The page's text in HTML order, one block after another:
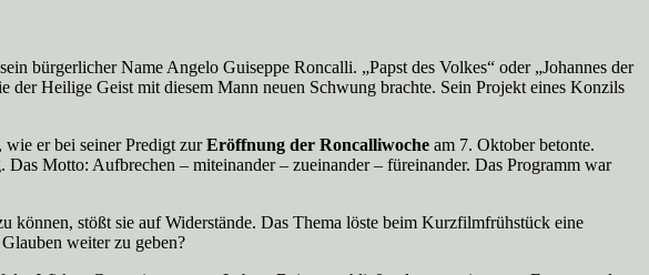
bürgerlicher Name Angelo Guiseppe Roncalli. „Papst des Volkes“ oder „Johannes der
der Heilige Geist mit diesem Mann neuen Schwung brachte. Sein Projekt eines Konzils
wie er bei seiner Predigt zurEröffnung der Roncalliwoche am 7. Oktober betonte.
Motto: Aufbrechen – miteinander – zueinander – füreinander. Das Programm war
stößt sie auf Widerstände. Das Thema löste beim Kurzfilmfrühstück eine
weiter zu geben?